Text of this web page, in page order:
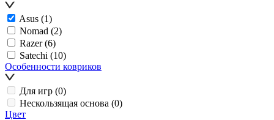
Asus (1)
Nomad (2)
Razer (6)
Satechi (10)
Особенности ковриков
Для игр (0)
Нескользящая основа (0)
Цвет